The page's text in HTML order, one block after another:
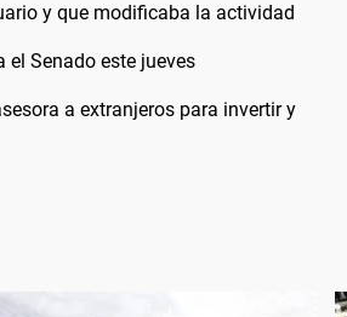
y que modificaba la actividad
el Senado este jueves
a extranjeros para invertir y